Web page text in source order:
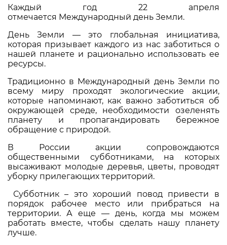
Каждый год 22 апреля
отмечается Международный день Земли.
День Земли — это глобальная инициатива,
которая призывает каждого из нас заботиться о
нашей планете и рационально использовать ее
ресурсы.
Традиционно в Международный день Земли по
всему миру проходят экологические акции,
которые напоминают, как важно заботиться об
окружающей среде, необходимости озеленять
планету и пропагандировать бережное
обращение с природой.
В России акции сопровождаются
общественными субботниками, на которых
высаживают молодые деревья, цветы, проводят
уборку прилегающих территорий.
Субботник – это хороший повод привести в
порядок рабочее место или прибраться на
территории. А еще — день, когда мы можем
работать вместе, чтобы сделать нашу планету
лучше.